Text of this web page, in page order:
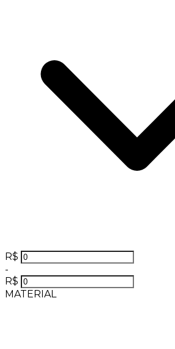
R$
-
R$
MATERIAL